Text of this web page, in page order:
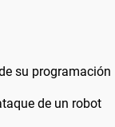
su programación
de un robot